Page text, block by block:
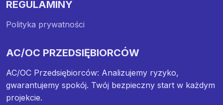
REGULAMINY
Polityka prywatności
AC/OC PRZEDSIĘBIORCÓW
AC/OC Przedsiębiorców: Analizujemy ryzyko,
gwarantujemy spokój. Twój bezpieczny start w każdym
projekcie.